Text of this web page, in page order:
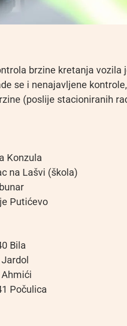
brzine kretanja vozila
se i nenajavljene
(poslije stacioniranih
Konzula
na Lašvi (škola)
Putićevo
Bila
Počulica